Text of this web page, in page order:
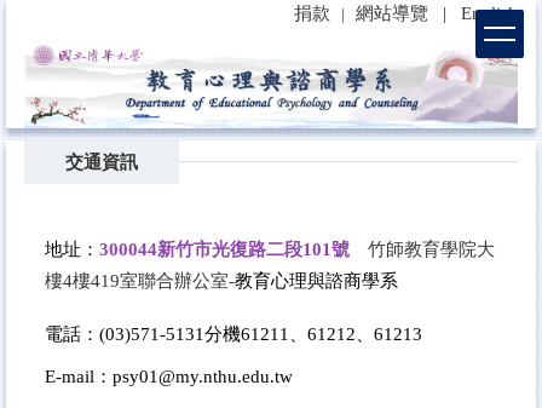
內
容
捐款 網站導覽 | English
交通資訊
地址： 300044新竹市光復路二段101號 竹師教育學院大
樓4樓419室聯合辦公室-教育心理與諮商學系
電話： (03)571-5131分機61211 、61212 、61213
E-mail ： psy01@my.nthu.edu.tw